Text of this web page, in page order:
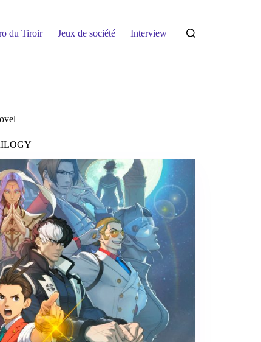
du Tiroir Jeux de société Interview